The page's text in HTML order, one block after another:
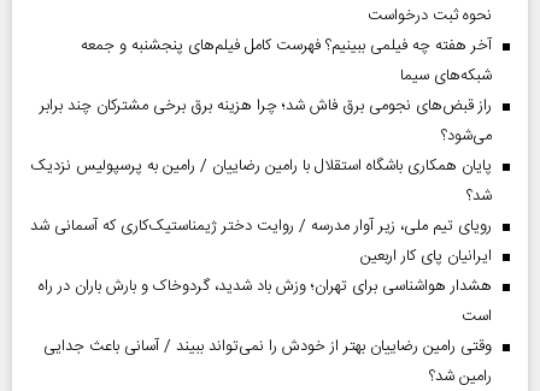
نحوه ثبت درخواست
آخر هفته چه فیلمی ببینیم؟ فهرست کامل فیلم‌های پنجشنبه و جمعه
شبکه‌های سیما
راز قبض‌های نجومی برق فاش شد؛ چرا هزینه برق برخی مشترکان چند برابر
می‌شود؟
پایان همکاری باشگاه استقلال با رامین رضاییان / رامین به پرسپولیس نزدیک
شد؟
رویای تیم ملی، زیر آوار مدرسه / روایت دختر ژیمناستیک‌کاری که آسمانی شد
ایرانیان پای کار اربعین
هشدار هواشناسی برای تهران؛ وزش باد شدید، گردوخاک و بارش باران در راه
است
وقتی رامین رضاییان بهتر از خودش را نمی‌تواند ببیند / آسانی باعث جدایی
رامین شد؟